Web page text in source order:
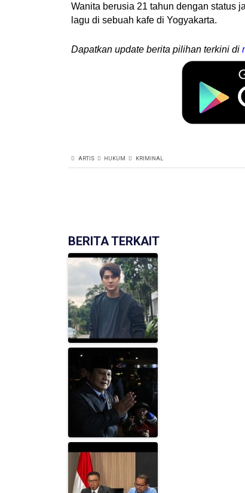
Wanita berusia 21 tahun dengan status
lagu di sebuah kafe di Yogyakarta.
Dapatkan update berita pilihan terkini di
ARTIS HUKUM KRIMINAL
BERITA TERKAIT